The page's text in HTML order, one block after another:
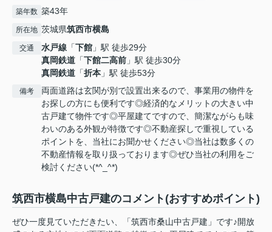
築年数 築43年
所在地 茨城県筑西市横島
交通 水戸線 「下館 」駅 徒歩29分
真岡鉄道 「下館二高前 」駅 徒歩30分
真岡鉄道 「折本 」駅 徒歩53分
備考
両面道路は玄関が別で設置出来るので、事業用の物件を
お探しの方にも便利です◎経済的なメリットの大きい中
古戸建て物件です◎平屋建てですので、簡潔ながらも味
わいのある外観が特徴です◎不動産探しで重視している
ポイントを、当社にお聞かせください◎当社は数多くの
不動産情報を取り扱っております◎ぜひ当社の利用をご
検討ください(*^_^*)
筑西市横島中古戸建のコメント(おすすめポイント)
ぜひ一度見ていただきたい、「筑西市桑山中古戸建」です♪開放